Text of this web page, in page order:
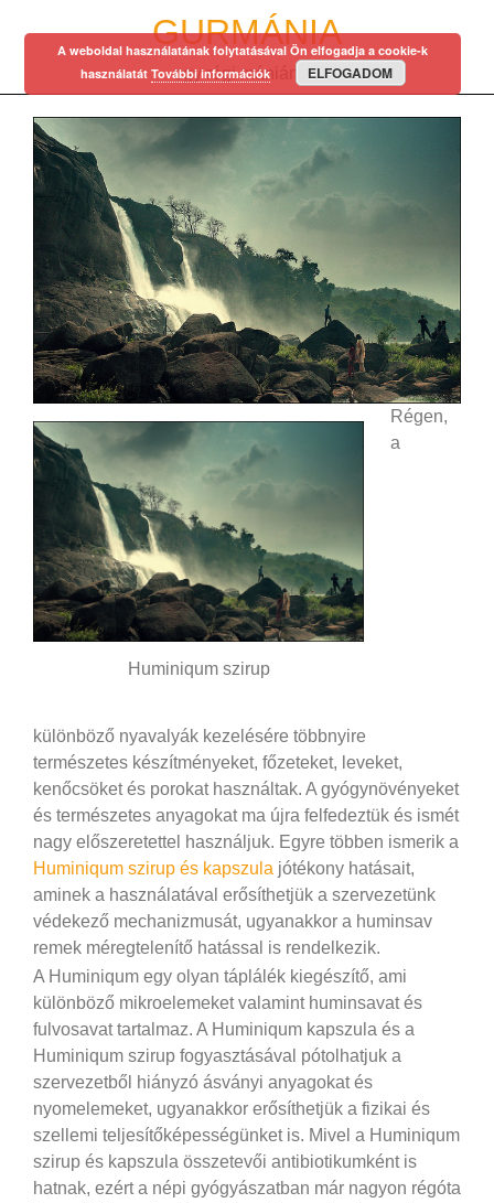
GURMÁNIA
egy régi mániám…
Huminiqum szirup
Régen,
a
különböző nyavalyák kezelésére többnyire
természetes készítményeket, főzeteket, leveket,
kenőcsöket és porokat használtak. A gyógynövényeket
és természetes anyagokat ma újra felfedeztük és ismét
nagy előszeretettel használjuk. Egyre többen ismerik a
Huminiqum szirup és kapszula jótékony hatásait,
aminek a használatával erősíthetjük a szervezetünk
védekező mechanizmusát, ugyanakkor a huminsav
remek méregtelenítő hatással is rendelkezik.
A Huminiqum egy olyan táplálék kiegészítő, ami
különböző mikroelemeket valamint huminsavat és
fulvosavat tartalmaz. A Huminiqum kapszula és a
Huminiqum szirup fogyasztásával pótolhatjuk a
szervezetből hiányzó ásványi anyagokat és
nyomelemeket, ugyanakkor erősíthetjük a fizikai és
szellemi teljesítőképességünket is. Mivel a Huminiqum
szirup és kapszula összetevői antibiotikumként is
hatnak, ezért a népi gyógyászatban már nagyon régóta
A weboldal használatának folytatásával Ön elfogadja a cookie-k
használatát További információk ELFOGADOM